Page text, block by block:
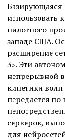
Базирующаяся
использовать
пилотного
западе США.
расширение
3». Эти
непрерывной
кинетики
передается по
серверов,
для